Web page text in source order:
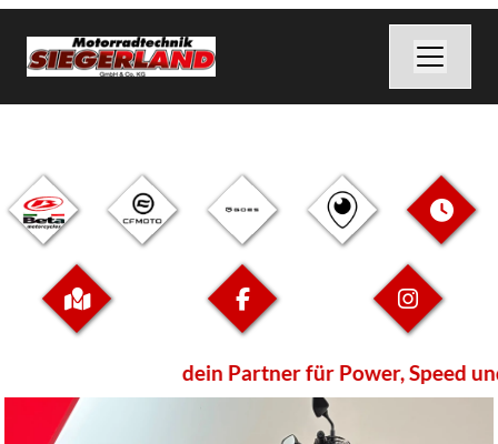
dein Partner für Power, Speed und